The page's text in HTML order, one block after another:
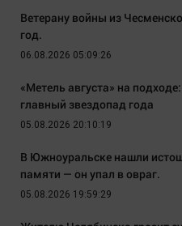
Ветерану войны из
год.
06.08.2026 05:09:26
«Метель августа» на
главный звездопад года
05.08.2026 20:10:19
В Южноуральске нашли
памяти — он упал в овраг.
05.08.2026 19:59:29